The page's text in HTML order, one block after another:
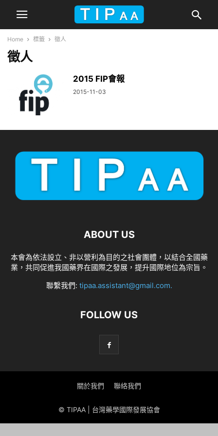
Home 標籤 徵人
徵人
2015 FIP會報
2015-11-03
ABOUT US
本會為依法設立、非以營利為目的之社會團體，以結合全國藥
業，共同促進我國藥界在國際之發展，提升國際地位為宗旨。
聯繫我們: tipaa.assistant@gmail.com.
FOLLOW US
關於我們 聯絡我們
© TIPAA | 台灣藥學國際發展協會